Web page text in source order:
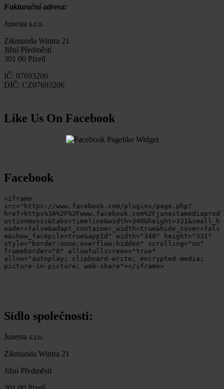
Fakturační adresa:
Junesta s.r.o.
Zikmunda Wintra 21
Jižní Předměstí
301 00 Plzeň
IČ: 07693206
DIČ: CZ07693206
Like Us On Facebook
Facebook
<iframe
src="https://www.facebook.com/plugins/page.php?
href=https%3A%2F%2Fwww.facebook.com%2Fjunestamediaprod
uctionmusic&tabs=timeline&width=340&height=331&small_h
eader=false&adapt_container_width=true&hide_cover=fals
e&show_facepile=true&appId" width="340" height="331"
style="border:none;overflow:hidden" scrolling="no"
frameborder="0" allowfullscreen="true"
allow="autoplay; clipboard-write; encrypted-media;
picture-in-picture; web-share"></iframe>
Sídlo společnosti:
Junesta s.r.o.
Zikmunda Wintra 21
Jižní Předměstí